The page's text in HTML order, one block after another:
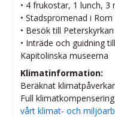
• 4 frukostar, 1 lunch, 3
• Stadspromenad i Rom
• Besök till Peterskyrkan
• Inträde och guidning
Kapitolinska museerna
Klimatinformation:
Beräknat
Full
vårt klimat- och